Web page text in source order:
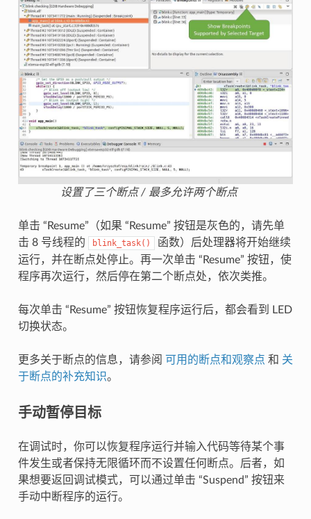
设置了三个断点 / 最多允许两个断点
单击 “Resume”（如果 “Resume” 按钮是灰色的，请先单
击 8 号线程的
blink_task()
函数）后处理器将开始继续
运行，并在断点处停止。再一次单击 “Resume” 按钮，使
程序再次运行，然后停在第二个断点处，依次类推。
每次单击 “Resume” 按钮恢复程序运行后，都会看到 LED
切换状态。
更多关于断点的信息，请参阅 可用的断点和观察点 和 关
于断点的补充知识。
手动暂停目标
在调试时，你可以恢复程序运行并输入代码等待某个事
件发生或者保持无限循环而不设置任何断点。后者，如
果想要返回调试模式，可以通过单击 “Suspend” 按钮来
手动中断程序的运行。